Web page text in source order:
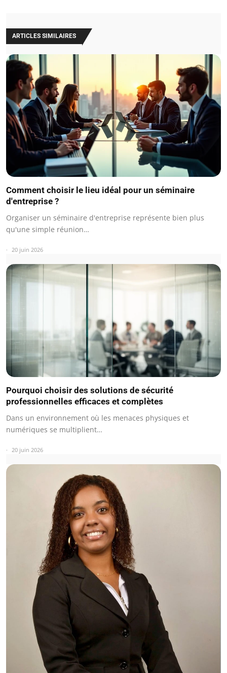
ARTICLES SIMILAIRES
Comment choisir le lieu idéal pour un séminaire
d'entreprise ?
Organiser un séminaire d'entreprise représente bien plus
qu'une simple réunion…
20 juin 2026
Pourquoi choisir des solutions de sécurité
professionnelles efficaces et complètes
Dans un environnement où les menaces physiques et
numériques se multiplient…
20 juin 2026